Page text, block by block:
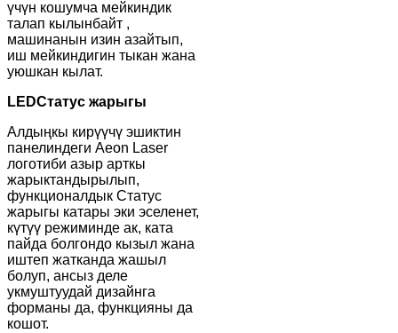
үчүн кошумча мейкиндик
талап кылынбайт ,
машинанын изин азайтып,
иш мейкиндигин тыкан жана
уюшкан кылат.
LEDСтатус жарыгы
Алдыңкы кирүүчү эшиктин
панелиндеги Aeon Laser
логотиби азыр арткы
жарыктандырылып,
функционалдык Статус
жарыгы катары эки эселенет,
күтүү режиминде ак, ката
пайда болгондо кызыл жана
иштеп жатканда жашыл
болуп, ансыз деле
укмуштуудай дизайнга
форманы да, функцияны да
кошот.